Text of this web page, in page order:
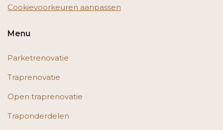
Cookievoorkeuren aanpassen
Menu
Parketrenovatie
Traprenovatie
Open traprenovatie
Traponderdelen